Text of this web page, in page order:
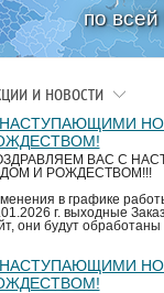
по
и новости
ВАС С
И РОЖДЕСТВОМ!!!
в графике
г. выходные
они будут обработаны